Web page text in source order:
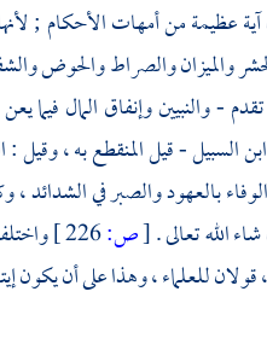
عظيمة من أمهات الأحكام ;
والميزان والصراط والحوض
- والنبيين وإنفاق المال
السبيل - قيل المنقطع به ،
بالعهود والصبر في الشدائد
الله تعالى .[ص:
للعلماء ، وهذا على أن يكون